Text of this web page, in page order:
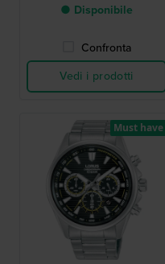
● Disponibile
Confronta
Vedi i prodotti
Must have